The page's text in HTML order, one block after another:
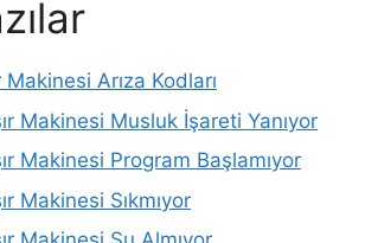
Makinesi Arıza Kodları
Makinesi Musluk İşareti Yanıyor
Makinesi Program Başlamıyor
Makinesi Sıkmıyor